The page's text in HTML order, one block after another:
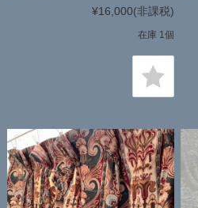
¥16,000(非課税)
在庫 1個